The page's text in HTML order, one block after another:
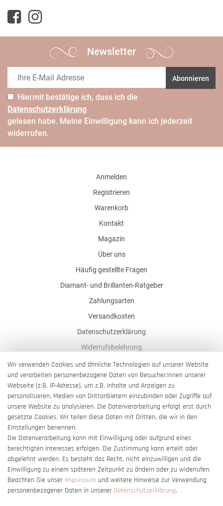
Newsletter
Abonnieren
Hiermit bestätige ich, dass ich die
Daten­schutz­erklärung
gelesen habe. Meine Einwilligung kann ich jederzeit
widerrufen.
Anmelden
Registrieren
Warenkorb
Kontakt
Magazin
Über uns
Häufig gestellte Fragen
Diamant- und Brillanten-Ratgeber
Zahlungsarten
Versandkosten
Datenschutzerklärung
Widerrufsbelehrung
AGB
Impressum
Barrierefreiheitserklärung
Vertrag widerrufen
Wir verwenden Cookies und ähnliche Technologien auf unserer Website
und verarbeiten personenbezogene Daten von Besucher:innen unserer
Webseite (z.B. IP-Adresse), um z.B. Inhalte und Anzeigen zu
personalisieren, Medien von Drittanbietern einzubinden oder Zugriffe auf
unsere Website zu analysieren. Die Datenverarbeitung erfolgt erst durch
gesetzte Cookies. Wir teilen diese Daten mit Dritten, die wir in den
Einstellungen benennen.
Die Datenverarbeitung kann mit Einwilligung oder aufgrund eines
berechtigten Interesses erfolgen. Die Zustimmung kann erteilt oder
abgelehnt werden. Es besteht das Recht, nicht einzuwilligen und die
Einwilligung zu einem späteren Zeitpunkt zu ändern oder zu widerrufen.
Beachten Sie unser Impressum und weitere Hinweise zur Verwendung
personenbezogener Daten in unserer Daten­schutz­erklärung.